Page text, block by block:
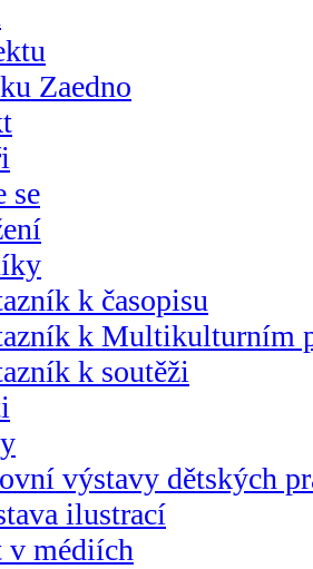
Zaedno
se
k časopisu
k Multikulturním
k soutěži
výstavy dětských
ilustrací
v médiích